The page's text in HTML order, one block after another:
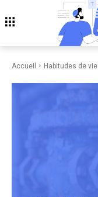
Accueil Habitudes de vie